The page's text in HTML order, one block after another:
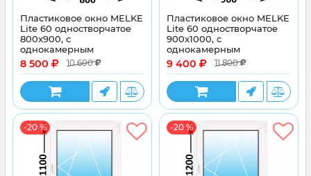
Пластиковое окно MELKE
Lite 60 одностворчатое
800x900, с
однокамерным
энергосберегающим
стеклопакетом
8 500 10 600
Пластиковое окно MELKE
Lite 60 одностворчатое
900x1000, с
однокамерным
энергосберегающим
стеклопакетом
9 400 11 800
-20 % -20 %